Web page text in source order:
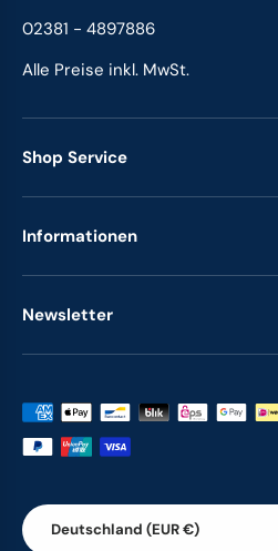
02381 - 4897886
Alle Preise inkl. MwSt.
Shop Service
Informationen
Newsletter
Zahlungsmethoden
Land/Region
Deutschland (EUR €)